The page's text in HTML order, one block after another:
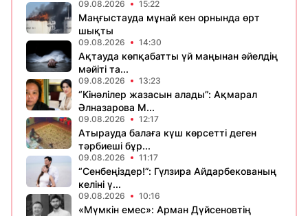
09.08.2026 15:22
Маңғыстауда мұнай кен орнында өрт
шықты
09.08.2026 14:30
Ақтауда көпқабатты үй маңынан әйелдің
мәйіті та...
09.08.2026 13:23
“Кінәлілер жазасын алады”: Ақмарал
Әлназарова М...
09.08.2026 12:17
Атырауда балаға күш көрсетті деген
тәрбиеші бұр...
09.08.2026 11:17
“Сенбеңіздер!”: Гүлзира Айдарбекованың
келіні ү...
09.08.2026 10:16
«Мүмкін емес»: Арман Дүйсеновтің